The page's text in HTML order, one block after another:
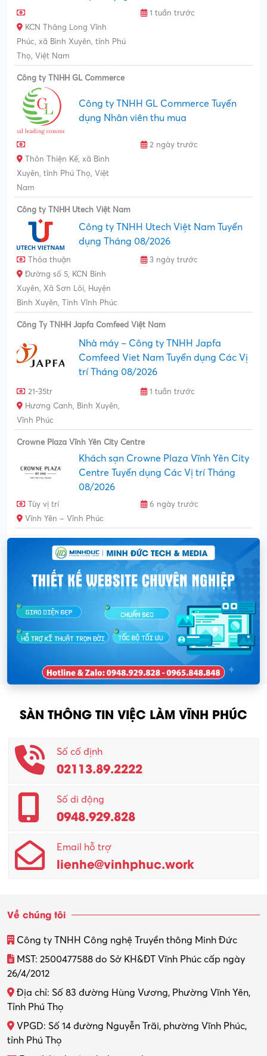
1 tuần trước
KCN Thăng Long Vĩnh
Phúc, xã Bình Xuyên, tỉnh Phú
Thọ, Việt Nam
Công ty TNHH GL Commerce
Công ty TNHH GL Commerce Tuyển
dụng Nhân viên thu mua
2 ngày trước
Thôn Thiện Kế, xã Bình
Xuyên, tỉnh Phú Thọ, Việt
Nam
Công ty TNHH Utech Việt Nam
Công ty TNHH Utech Việt Nam Tuyển
dụng Tháng 08/2026
Thỏa thuận
3 ngày trước
Đường số 5, KCN Bình
Xuyên, Xã Sơn Lôi, Huyện
Bình Xuyên, Tỉnh Vĩnh Phúc
Công Ty TNHH Japfa Comfeed Việt Nam
Nhà máy – Công ty TNHH Japfa
Comfeed Viet Nam Tuyển dụng Các Vị
trí Tháng 08/2026
21-35tr
1 tuần trước
Hương Canh, Bình Xuyên,
Vĩnh Phúc
Crowne Plaza Vĩnh Yên City Centre
Khách sạn Crowne Plaza Vĩnh Yên City
Centre Tuyển dụng Các Vị trí Tháng
08/2026
Tùy vị trí
6 ngày trước
Vĩnh Yên – Vĩnh Phúc
SÀN THÔNG TIN VIỆC LÀM VĨNH PHÚC
Số cố định
02113.89.2222
Số di động
0948.929.828
Email hỗ trợ
lienhe@vinhphuc.work
Về chúng tôi
Công ty TNHH Công nghệ Truyền thông Minh Đức
MST: 2500477588 do Sở KH&ĐT Vĩnh Phúc cấp ngày
26/4/2012
Địa chỉ: Số 83 đường Hùng Vương, Phường Vĩnh Yên,
Tỉnh Phú Thọ
VPGD: Số 14 đường Nguyễn Trãi, phường Vĩnh Phúc,
tỉnh Phú Thọ